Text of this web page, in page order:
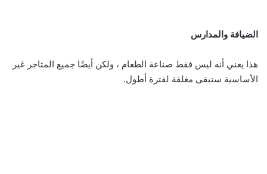
الضيافة والمدارس
هذا يعني أنه ليس فقط صناعة الطعام ، ولكن أيضًا جميع المتاجر غير
الأساسية ستبقى مغلقة لفترة أطول.